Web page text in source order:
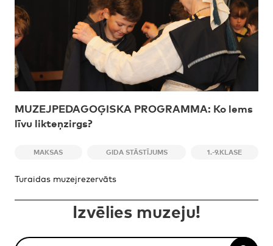
MUZEJPEDAGOĢISKA PROGRAMMA: Ko lems
līvu likteņzirgs?
MAKSAS GIDA STĀSTĪJUMS 1.-9.KLASE
Turaidas muzejrezervāts
Izvēlies muzeju!